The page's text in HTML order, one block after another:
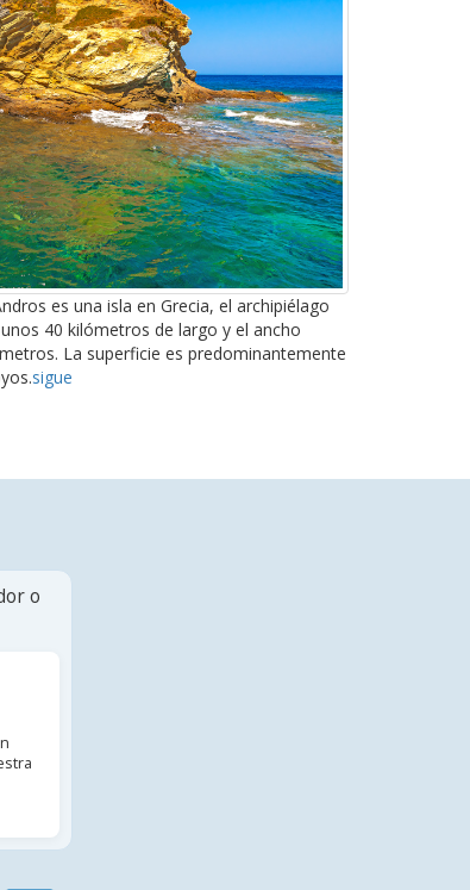
es una isla en Grecia, el archipiélago
40 kilómetros de largo y el ancho
La superficie es predominantemente
sigue
o